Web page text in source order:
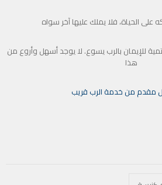
على الحياة، فلا يملك عليها آخر سواه
للإيمان بالرب يسوع. لا يوجد أسهل وأروع من
هذا
مقدم من خدمة الرب قريب